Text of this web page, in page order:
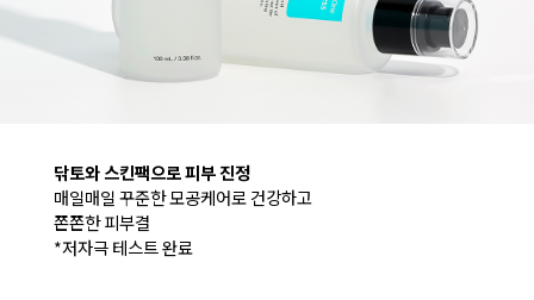
닦토와 스킨팩으로 피부 진정
매일매일 꾸준한 모공케어로 건강하고
쫀쫀한 피부결
*저자극 테스트 완료